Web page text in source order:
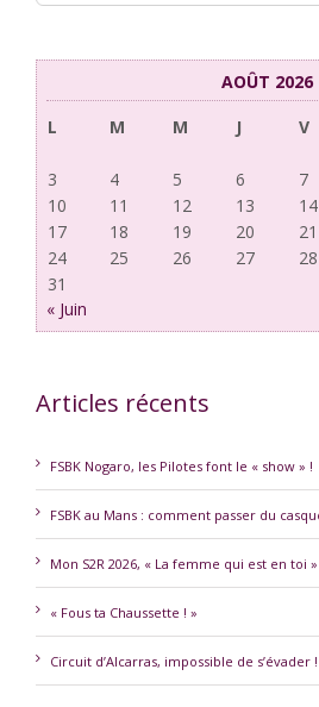
AOÛT 2026
L
M M J V
3
4 5 6 7
10
11 12 13 14
17
18 19 20 21
24
25 26 27 28
31
« Juin
Articles récents
FSBK Nogaro, les Pilotes font le « show » !
FSBK au Mans : comment passer du
Mon S2R 2026, « La femme qui est en toi »
« Fous ta Chaussette ! »
Circuit d’Alcarras, impossible de s’évader !